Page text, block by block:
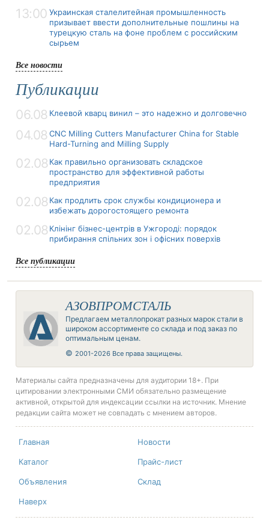
13:00 Украинская сталелитейная промышленность
призывает ввести дополнительные пошлины на
турецкую сталь на фоне проблем с российским
сырьем
Все новости
Публикации
06.08 Клеевой кварц винил – это надежно и долговечно
04.08 CNC Milling Cutters Manufacturer China for Stable
Hard-Turning and Milling Supply
02.08 Как правильно организовать складское
пространство для эффективной работы
предприятия
02.08 Как продлить срок службы кондиционера и
избежать дорогостоящего ремонта
02.08 Клінінг бізнес-центрів в Ужгороді: порядок
прибирання спільних зон і офісних поверхів
Все публикации
АЗОВПРОМСТАЛЬ
Предлагаем металлопрокат разных марок стали в
широком ассортименте со склада и под заказ по
оптимальным ценам.
© 2001-2026 Все права защищены.
Материалы сайта предназначены для аудитории 18+. При
цитировании электронными СМИ обязательно размещение
активной, открытой для индексации ссылки на источник. Мнение
редакции сайта может не совпадать с мнением авторов.
Главная Новости
Каталог Прайс-лист
Объявления Склад
Наверх